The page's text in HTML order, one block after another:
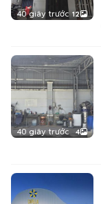
40 giây trước 12
40 giây trước 4